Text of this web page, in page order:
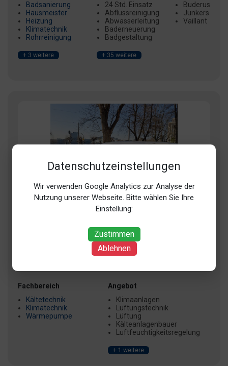
Datenschutzeinstellungen
Wir verwenden Google Analytics zur Analyse der
Nutzung unserer Webseite. Bitte wählen Sie Ihre
Einstellung:
Zustimmen
Ablehnen
Badsanierung
Hausmeister
Heizung
Klimatechnik
Rohrreinigung
+ 3 weitere
24 Std. Einsatz
Abflussreinigung
Abwasserleitung
Baderneuerung
Badgestaltung
+ 35 weitere
Buderus
Junkers
Vaillant
Bromberger Str. 15, 50129 Bergheim (Niederaußem)
Fachbereich
Kältetechnik
Klimatechnik
Wärmepumpe
Angebot
Klimaanlagen
Lüftungstechnik
Lüftung
Kälteanlagenbauer
Luftfeuchtigkeitsregelung
+ 1 weitere